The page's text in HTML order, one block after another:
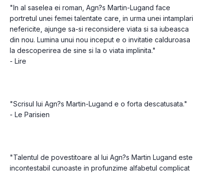
"In al saselea ei roman, Agn?s Martin-Lugand face
portretul unei femei talentate care, in urma unei intamplari
nefericite, ajunge sa-si reconsidere viata si sa iubeasca
din nou. Lumina unui nou inceput e o invitatie calduroasa
la descoperirea de sine si la o viata implinita."
"Scrisul lui Agn?s Martin-Lugand e o forta descatusata."
"Talentul de povestitoare al lui Agn?s Martin Lugand este
incontestabil cunoaste in profunzime alfabetul complicat